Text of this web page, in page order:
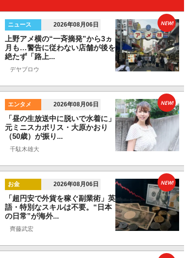
ニュース 2026年08月06日
上野アメ横の“一斉摘発”から3ヵ
月も…警告に従わない店舗が後を
絶たず「路上...
デヤブロウ
NEW!
エンタメ 2026年08月06日
「昼の生放送中に脱いで水着に」
元ミニスカポリス・大原かおり
（50歳）が振り...
千駄木雄大
NEW!
お金 2026年08月06日
「超円安で外貨を稼ぐ副業術」英
語・特別なスキルは不要。“日本
の日常”が海外...
齊藤武宏
NEW!